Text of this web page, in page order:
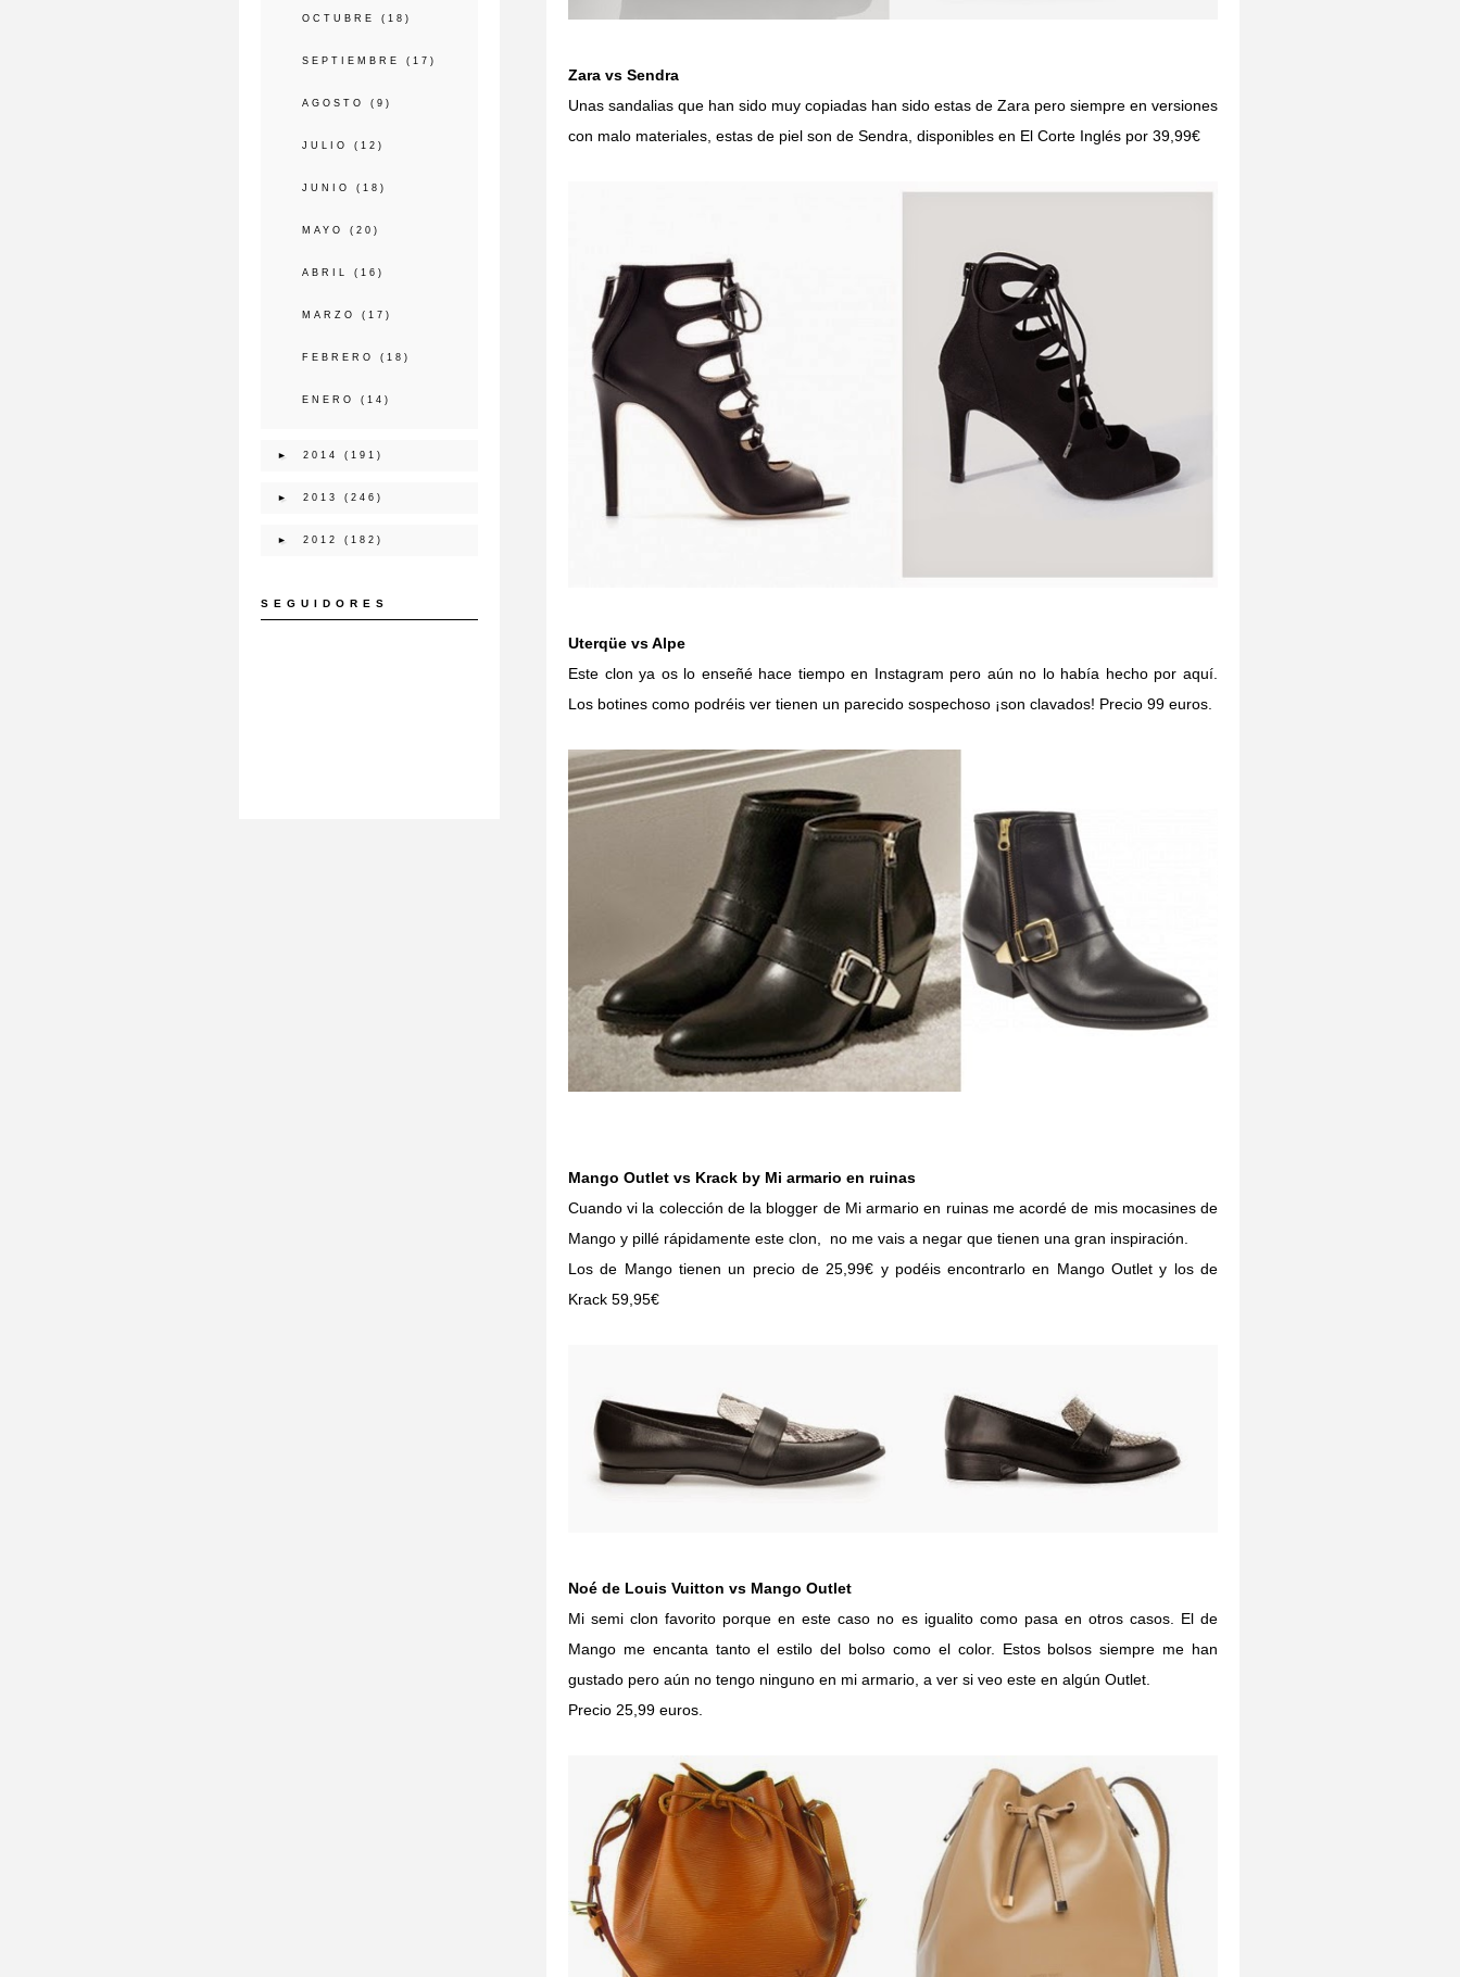
Zara vs Sendra
Unas sandalias que han sido muy copiadas han sido estas de Zara pero siempre en versiones
con malo materiales, estas de piel son de Sendra, disponibles en El Corte Inglés por 39,99€
Uterqüe vs Alpe
Este clon ya os lo enseñé hace tiempo en Instagram pero aún no lo había hecho por aquí.
Los botines como podréis ver tienen un parecido sospechoso ¡son clavados! Precio 99 euros.
Mango Outlet vs Krack by Mi armario en ruinas
Cuando vi la colección de la blogger de Mi armario en ruinas me acordé de mis mocasines de
Mango y pillé rápidamente este clon, no me vais a negar que tienen una gran inspiración.
Los de Mango tienen un precio de 25,99€ y podéis encontrarlo en Mango Outlet y los de
Krack 59,95€
Noé de Louis Vuitton vs Mango Outlet
Mi semi clon favorito porque en este caso no es igualito como pasa en otros casos. El de
Mango me encanta tanto el estilo del bolso como el color. Estos bolsos siempre me han
gustado pero aún no tengo ninguno en mi armario, a ver si veo este en algún Outlet.
Precio 25,99 euros.
OCTUBRE (18)
SEPTIEMBRE (17)
AGOSTO (9)
JULIO (12)
JUNIO (18)
MAYO (20)
ABRIL (16)
MARZO (17)
FEBRERO (18)
ENERO (14)
► 2014 (191)
► 2013 (246)
► 2012 (182)
SEGUIDORES